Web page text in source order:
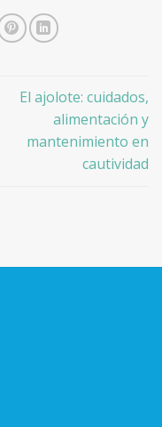
El ajolote: cuidados,
alimentación y
mantenimiento en
cautividad